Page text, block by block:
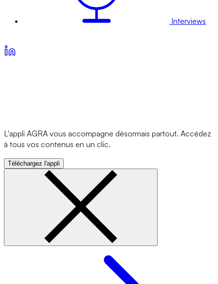
Interviews
L'appli AGRA vous accompagne désormais partout. Accédez
à tous vos contenus en un clic.
Téléchargez l'appli